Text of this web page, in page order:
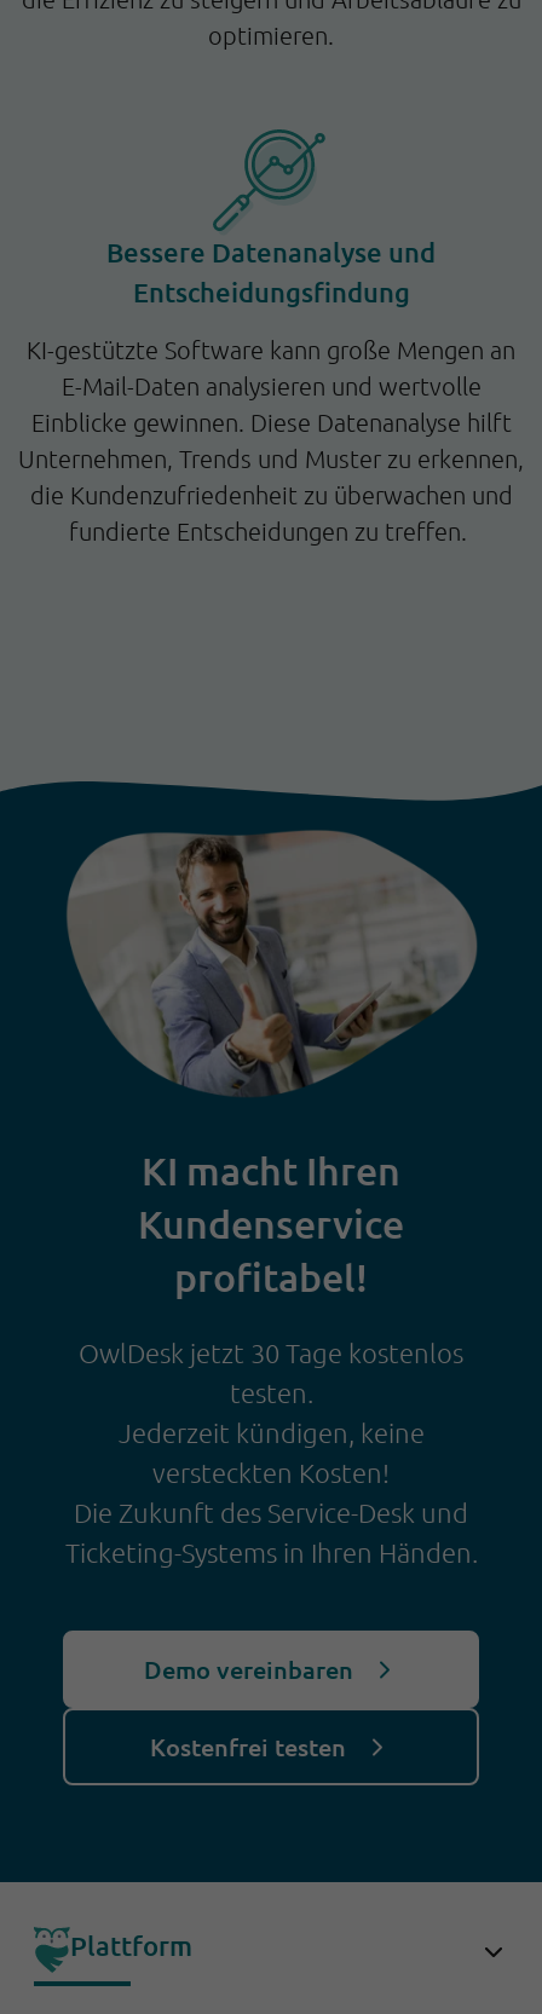
optimieren.
Bessere Datenanalyse und
Entscheidungsfindung
KI-gestützte Software kann große Mengen an
E-Mail-Daten analysieren und wertvolle
Einblicke gewinnen. Diese Datenanalyse hilft
Unternehmen, Trends und Muster zu erkennen,
die Kundenzufriedenheit zu überwachen und
fundierte Entscheidungen zu treffen.
KI macht Ihren
Kundenservice
profitabel!
OwlDesk jetzt 30 Tage kostenlos
testen.
Jederzeit kündigen, keine
versteckten Kosten!
Die Zukunft des Service-Desk und
Ticketing-Systems in Ihren Händen.
Demo vereinbaren
Kostenfrei testen
Plattform